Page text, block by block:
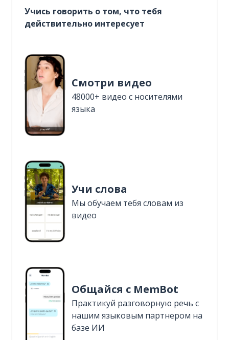
Учись говорить о том, что тебя
действительно интересует
Смотри видео
48000+ видео с носителями
языка
Учи слова
Мы обучаем тебя словам из
видео
Общайся с MemBot
Практикуй разговорную речь с
нашим языковым партнером на
базе ИИ